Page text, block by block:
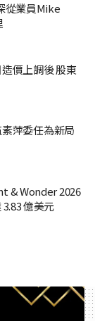
從業員Mike
價上調後 股東
萍委任為新局
& Wonder 2026
億美元